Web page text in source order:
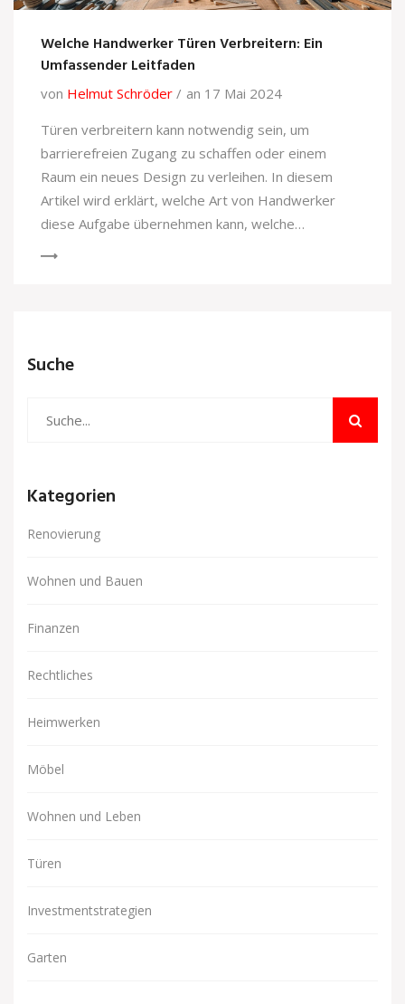
Welche Handwerker Türen Verbreitern: Ein
Umfassender Leitfaden
von Helmut Schröder
an 17 Mai 2024
Türen verbreitern kann notwendig sein, um
barrierefreien Zugang zu schaffen oder einem
Raum ein neues Design zu verleihen. In diesem
Artikel wird erklärt, welche Art von Handwerker
diese Aufgabe übernehmen kann, welche
wichtigen Aspekten der Türverbreiterung.
Suche
Kategorien
Renovierung
Wohnen und Bauen
Finanzen
Rechtliches
Heimwerken
Möbel
Wohnen und Leben
Türen
Investmentstrategien
Garten